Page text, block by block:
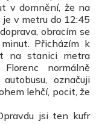
v domnění, že na
v metru do 12:45
obracím se
Přicházím k
na stanici metra
normálně
označuji
lehčí, pocit, že
jsi ten kufr